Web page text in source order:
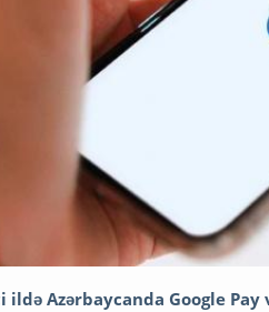
ildə Azərbaycanda Google